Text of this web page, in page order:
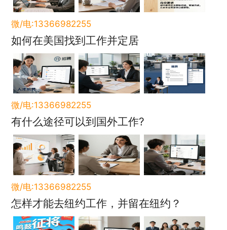
微/电:13366982255
如何在美国找到工作并定居
微/电:13366982255
有什么途径可以到国外工作?
微/电:13366982255
怎样才能去纽约工作，并留在纽约？